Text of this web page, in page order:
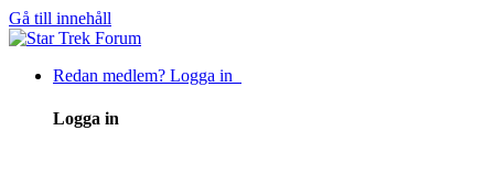
Gå till innehåll
Redan medlem? Logga in
Logga in